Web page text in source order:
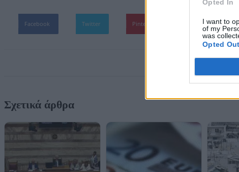
Opted In
I want to
of my
was
Opted Out
Facebook Twitter Pinterest WhatsApp
Σχετικά άρθρα